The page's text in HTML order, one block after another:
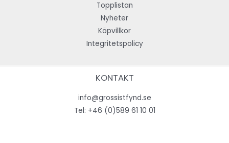
Topplistan
Nyheter
Köpvillkor
Integritetspolicy
KONTAKT
info@grossistfynd.se
Tel: +46 (0)589 61 10 01